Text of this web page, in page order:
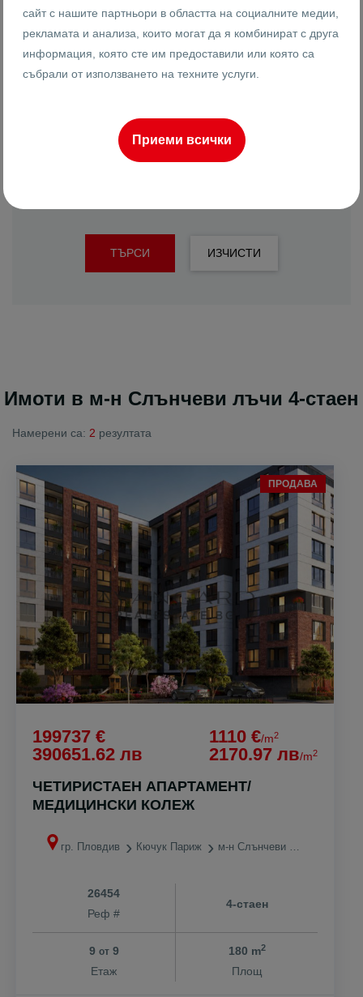
Подреди по
ТЪРСИ ИЗЧИСТИ
Имоти в м-н Слънчеви лъчи 4-стаен
Намерени са: 2 резултата
ПРОДАВА
199737 €
390651.62 лв
1110 €/m2
2170.97 лв/m2
ЧЕТИРИСТАЕН АПАРТАМЕНТ/
МЕДИЦИНСКИ КОЛЕЖ
гр. Пловдив Кючук Париж м-н Слънчеви лъчи
26454
Реф #
4-стаен
9 от9
Етаж
180 m2
Площ
сайт с нашите партньори в областта на социалните медии,
рекламата и анализа, които могат да я комбинират с друга
информация, която сте им предоставили или която са
събрали от използването на техните услуги.
Приеми всички